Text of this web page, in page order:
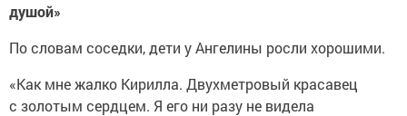
душой»
По словам соседки, дети у Ангелины росли хорошими.
«Как мне жалко Кирилла. Двухметровый красавец
с золотым сердцем. Я его ни разу не видела